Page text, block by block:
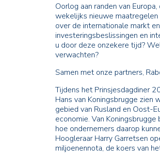
Oorlog aan randen van
wekelijks nieuwe
over de internationale markt
investeringsbeslissingen en
u door deze onzekere tijd?
verwachten?
Samen met onze partners,
Tijdens het Prinsjesdagdiner
Hans van Koningsbrugge
gebied van Rusland en Oost-
economie. Van
hoe ondernemers daarop
Hoogleraar Harry Garretsen
miljoenennota, de koers van